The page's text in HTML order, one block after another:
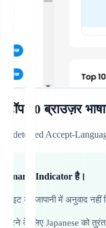
50 ब्राउज़र
detected Accept-
Indicator है।
का जापानी में अनुवाद नहीं
करने के लिए Japanese को